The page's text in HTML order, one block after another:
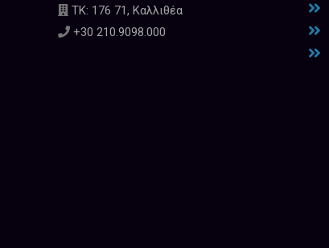
ΤΚ: 176 71, Καλλιθέα
+30 210.9098.000